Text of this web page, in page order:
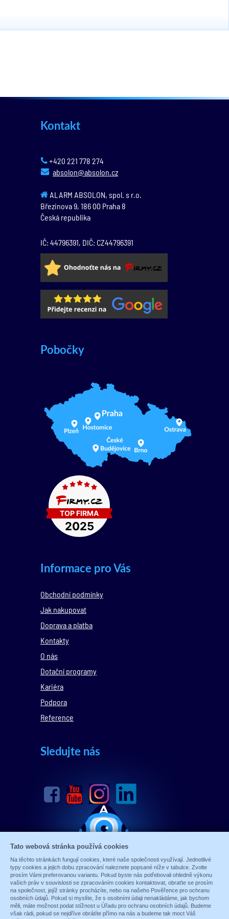
Kontakt
+420 221 778 274
absolon@absolon.cz
ALARM ABSOLON, spol. s r.o.
Březinova 9, 186 00 Praha 8
Česká republika
IČ: 44796391, DIČ: CZ44796391
Pobočky
Informace pro Vás
Obchodní podmínky
Jak nakupovat
Doprava a platba
Kontakty
O nás
Dotační programy
Kariéra
Podpora
Reference
Sledujte nás
© 1989 - 2026 ALARM ABSOLON, spol. s.r.o.
Tato webová stránka používá cookies
Na těchto stránkách fungují cookies, které naše společnosti využívají. Jednotlivé
typy cookies a jejich dobu zpracování naleznete popsané níže v tabulce. Zvolte
prosím Vámi preferovanou variantu. Pokud byste nás potřebovali ohledně výkonu
vašich práv v souvislosti se zpracováním cookies kontaktovat, obraťte se prosím
na společnost, jejíž stránky procházíte, nebo na našeho Pověřence pro ochranu
osobních údajů. Pokud si myslíte, že s osobními údaji nenakládáme, jak bychom
měli, máte možnost podat stížnost u Úřadu pro ochranu osobních údajů. Budeme
však rádi, pokud se nejdříve obrátíte přímo na nás a budeme tak moct Váš